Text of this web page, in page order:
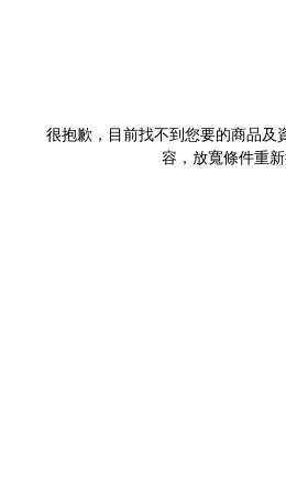
很抱歉，目前找不到您要的商品及
容，放寬條件重新